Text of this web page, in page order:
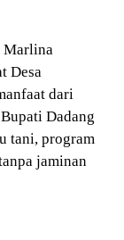
Marlina
Desa
dari
Dadang
tani, program
jaminan